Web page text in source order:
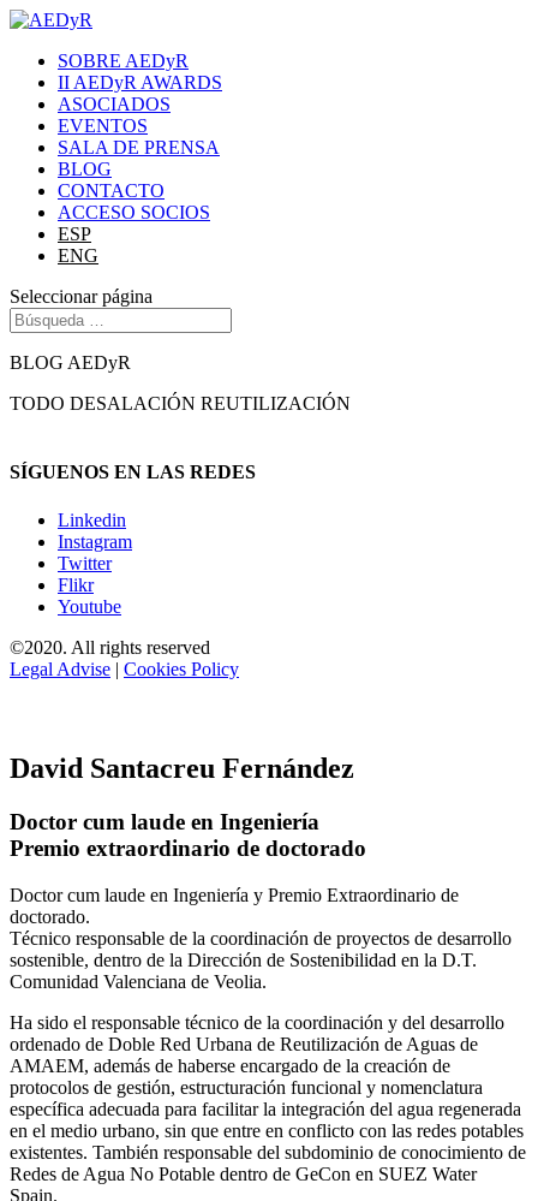
SOBRE AEDyR
II AEDyR AWARDS
ASOCIADOS
EVENTOS
SALA DE PRENSA
BLOG
CONTACTO
ACCESO SOCIOS
ESP
ENG
Seleccionar página
BLOG AEDyR
TODO DESALACIÓN REUTILIZACIÓN
SÍGUENOS EN LAS REDES
Linkedin
Instagram
Twitter
Flikr
Youtube
©2020. All rights reserved
Legal Advise | Cookies Policy
David Santacreu Fernández
Doctor cum laude en Ingeniería
Premio extraordinario de doctorado
Doctor cum laude en Ingeniería y Premio Extraordinario de
doctorado.
Técnico responsable de la coordinación de proyectos de desarrollo
sostenible, dentro de la Dirección de Sostenibilidad en la D.T.
Comunidad Valenciana de Veolia.
Ha sido el responsable técnico de la coordinación y del desarrollo
ordenado de Doble Red Urbana de Reutilización de Aguas de
AMAEM, además de haberse encargado de la creación de
protocolos de gestión, estructuración funcional y nomenclatura
específica adecuada para facilitar la integración del agua regenerada
en el medio urbano, sin que entre en conflicto con las redes potables
existentes. También responsable del subdominio de conocimiento de
Redes de Agua No Potable dentro de GeCon en SUEZ Water
Spain.